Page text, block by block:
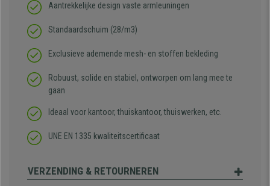
Aantrekkelijke design vaste armleuningen
Standaardschuim (28/m3)
Exclusieve ademende mesh- en stoffen bekleding
Robuust, solide en stabiel, ontworpen om lang mee te
gaan
Ideaal voor kantoor, thuiskantoor, thuiswerken, etc.
UNE EN 1335 kwaliteitscertificaat
VERZENDING & RETOURNEREN